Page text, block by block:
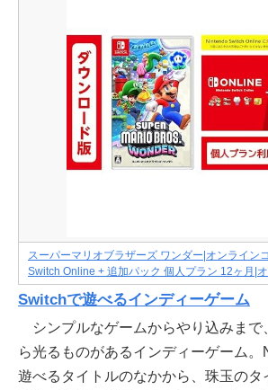
スーパーマリオブラザーズ ワンダー|オンライン
Switch Online + 追加パック 個人プラン 12ヶ月|
Switchで遊べるインディーゲーム
シンプルなゲームからやり込みまで
ら光るものがあるインディーゲーム
遊べるタイトルのなかから、珠玉のタ